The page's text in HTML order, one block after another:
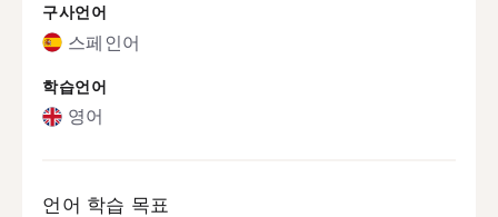
구사언어
스페인어
학습언어
영어
언어 학습 목표